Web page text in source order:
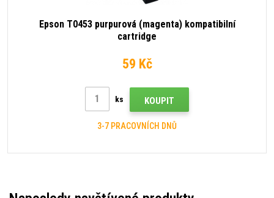
Epson T0453 purpurová (magenta) kompatibilní
cartridge
59 Kč
ks KOUPIT
3-7 PRACOVNÍCH DNŮ